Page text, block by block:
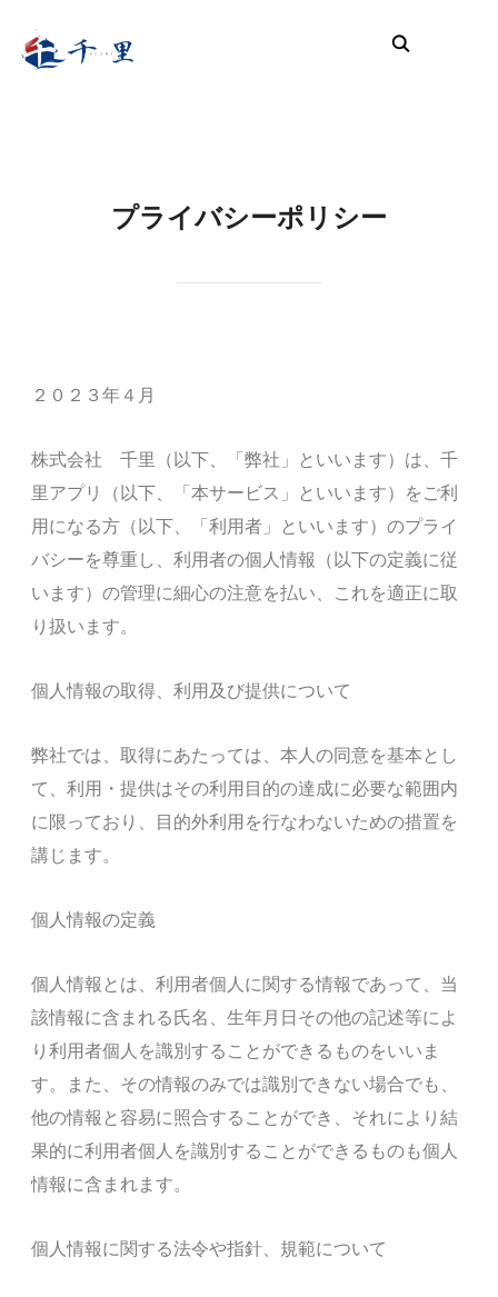
プライバシーポリシー
２０２３年４月
株式会社 千里（以下、「弊社」といいます）は、千
里アプリ（以下、「本サービス」といいます）をご利
用になる方（以下、「利用者」といいます）のプライ
バシーを尊重し、利用者の個人情報（以下の定義に従
います）の管理に細心の注意を払い、これを適正に取
り扱います。
個人情報の取得、利用及び提供について
弊社では、取得にあたっては、本人の同意を基本とし
て、利用・提供はその利用目的の達成に必要な範囲内
に限っており、目的外利用を行なわないための措置を
講じます。
個人情報の定義
個人情報とは、利用者個人に関する情報であって、当
該情報に含まれる氏名、生年月日その他の記述等によ
り利用者個人を識別することができるものをいいま
す。また、その情報のみでは識別できない場合でも、
他の情報と容易に照合することができ、それにより結
果的に利用者個人を識別することができるものも個人
情報に含まれます。
個人情報に関する法令や指針、規範について